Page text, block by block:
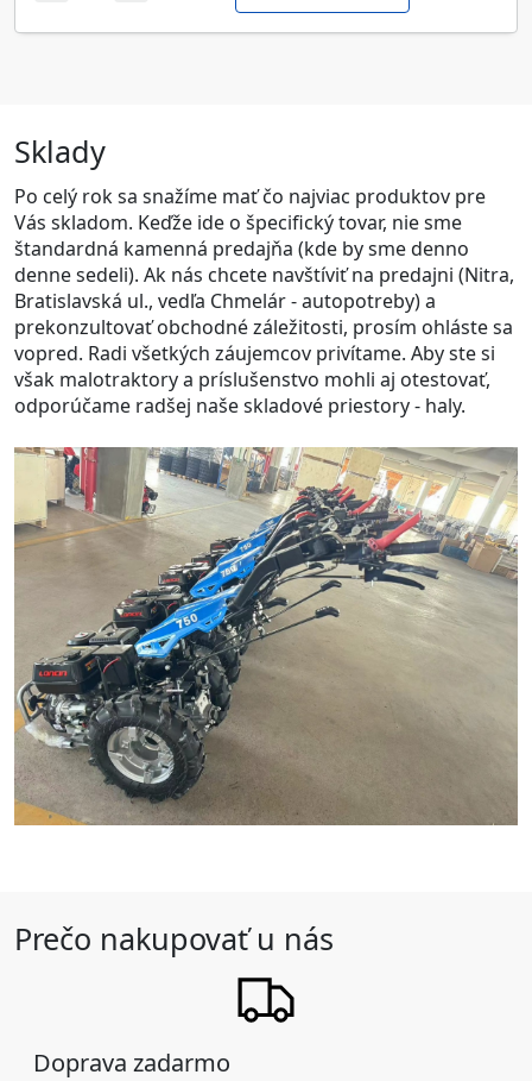
Sklady
Po celý rok sa snažíme mať čo najviac produktov pre
Vás skladom. Keďže ide o špecifický tovar, nie sme
štandardná kamenná predajňa (kde by sme denno
denne sedeli). Ak nás chcete navštíviť na predajni (Nitra,
Bratislavská ul., vedľa Chmelár - autopotreby)a
prekonzultovať obchodné záležitosti, prosím ohláste sa
vopred. Radi všetkých záujemcov privítame. Aby ste si
však malotraktory a príslušenstvo mohli aj otestovať,
odporúčame radšej naše skladové priestory - haly.
Prečo nakupovať u nás
Doprava zadarmo